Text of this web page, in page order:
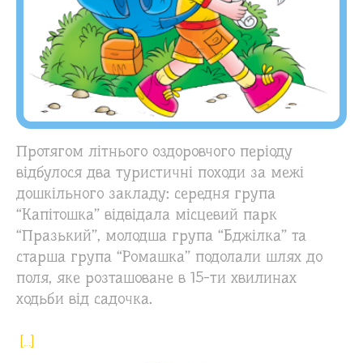
Протягом літнього оздоровчого періоду
відбулося два туристичні походи за межі
дошкільного закладу: середня група
“Капітошка” відвідала місцевий парк
“Празький”, молодша група “Бджілка” та
старша група “Ромашка” подолали шлях до
поля, яке розташоване в 15-ти хвилинах
ходьби від садочка.
[…]